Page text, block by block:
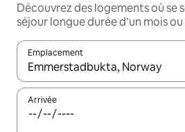
Découvrez des logements où se
séjour longue durée d’un mois ou
Emplacement
Quand les résultats sont affichés,
Arrivée